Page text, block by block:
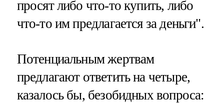
просят либо что-то купить, либо
что-то им предлагается за деньги".
Потенциальным жертвам
предлагают ответить на четыре,
казалось бы, безобидных вопроса: